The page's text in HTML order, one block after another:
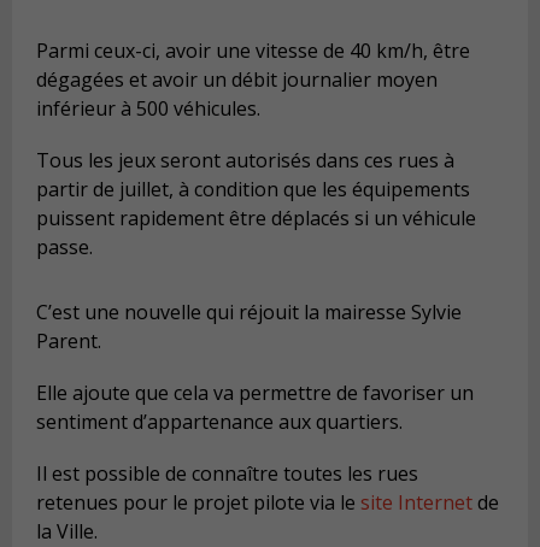
Parmi ceux-ci, avoir une vitesse de 40 km/h, être
dégagées et avoir un débit journalier moyen
inférieur à 500 véhicules.
Tous les jeux seront autorisés dans ces rues à
partir de juillet, à condition que les équipements
puissent rapidement être déplacés si un véhicule
passe.
C’est une nouvelle qui réjouit la mairesse Sylvie
Parent.
Elle ajoute que cela va permettre de favoriser un
sentiment d’appartenance aux quartiers.
Il est possible de connaître toutes les rues
retenues pour le projet pilote via le site Internetde
la Ville.